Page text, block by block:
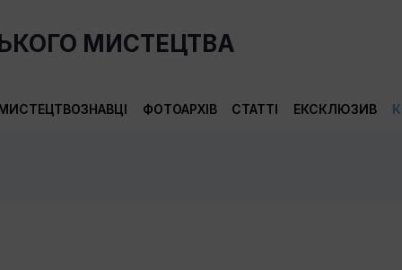
МИСТЕЦТВА
ФОТОАРХІВ СТАТТІ ЕКСКЛЮЗИВ